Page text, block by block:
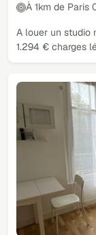
À 1km de Paris
A louer un studio
1.294 € charges